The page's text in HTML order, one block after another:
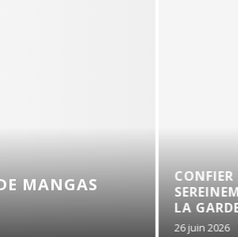
CONFIER SON BÉBÉ
SEREINEMENT : LES
LA GARDE D’ENFANTS